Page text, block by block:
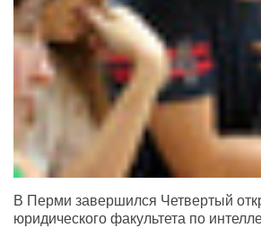
В Перми завершился Четвертый
юридического факультета по